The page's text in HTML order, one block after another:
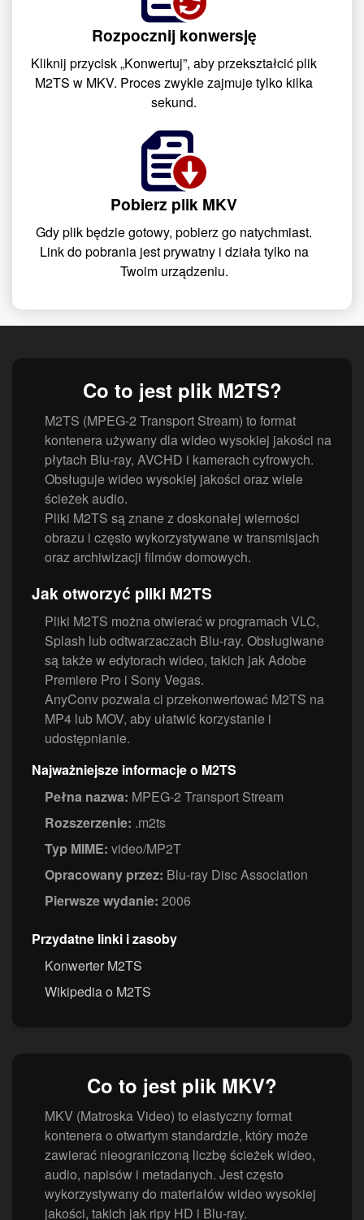
Rozpocznij konwersję
Kliknij przycisk „Konwertuj”, aby przekształcić plik
M2TS w MKV. Proces zwykle zajmuje tylko kilka
sekund.
Pobierz plik MKV
Gdy plik będzie gotowy, pobierz go natychmiast.
Link do pobrania jest prywatny i działa tylko na
Twoim urządzeniu.
Co to jest plik M2TS?
M2TS (MPEG-2 Transport Stream) to format
kontenera używany dla wideo wysokiej jakości na
płytach Blu-ray, AVCHD i kamerach cyfrowych.
Obsługuje wideo wysokiej jakości oraz wiele
ścieżek audio.
Pliki M2TS są znane z doskonałej wierności
obrazu i często wykorzystywane w transmisjach
oraz archiwizacji filmów domowych.
Jak otworzyć pliki M2TS
Pliki M2TS można otwierać w programach VLC,
Splash lub odtwarzaczach Blu-ray. Obsługiwane
są także w edytorach wideo, takich jak Adobe
Premiere Pro i Sony Vegas.
AnyConv pozwala ci przekonwertować M2TS na
MP4 lub MOV, aby ułatwić korzystanie i
udostępnianie.
Najważniejsze informacje o M2TS
Pełna nazwa: MPEG-2 Transport Stream
Rozszerzenie: .m2ts
Typ MIME: video/MP2T
Opracowany przez: Blu-ray Disc Association
Pierwsze wydanie: 2006
Przydatne linki i zasoby
Konwerter M2TS
Wikipedia o M2TS
Co to jest plik MKV?
MKV (Matroska Video) to elastyczny format
kontenera o otwartym standardzie, który może
zawierać nieograniczoną liczbę ścieżek wideo,
audio, napisów i metadanych. Jest często
wykorzystywany do materiałów wideo wysokiej
jakości, takich jak ripy HD i Blu-ray.